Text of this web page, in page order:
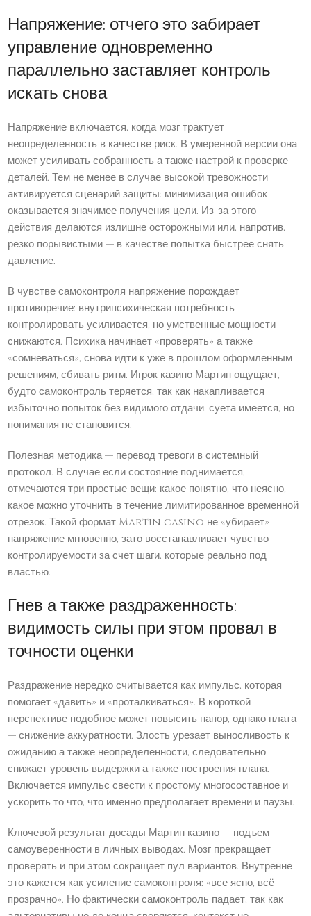
Напряжение: отчего это забирает
управление одновременно
параллельно заставляет контроль
искать снова
Напряжение включается, когда мозг трактует
неопределенность в качестве риск. В умеренной версии она
может усиливать собранность а также настрой к проверке
деталей. Тем не менее в случае высокой тревожности
активируется сценарий защиты: минимизация ошибок
оказывается значимее получения цели. Из-за этого
действия делаются излишне осторожными или, напротив,
резко порывистыми — в качестве попытка быстрее снять
давление.
В чувстве самоконтроля напряжение порождает
противоречие: внутрипсихическая потребность
контролировать усиливается, но умственные мощности
снижаются. Психика начинает «проверять» а также
«сомневаться», снова идти к уже в прошлом оформленным
решениям, сбивать ритм. Игрок казино Мартин ощущает,
будто самоконтроль теряется, так как накапливается
избыточно попыток без видимого отдачи: суета имеется, но
понимания не становится.
Полезная методика — перевод тревоги в системный
протокол. В случае если состояние поднимается,
отмечаются три простые вещи: какое понятно, что неясно,
какое можно уточнить в течение лимитированное временной
отрезок. Такой формат Martin casino не «убирает»
напряжение мгновенно, зато восстанавливает чувство
контролируемости за счет шаги, которые реально под
властью.
Гнев а также раздраженность:
видимость силы при этом провал в
точности оценки
Раздражение нередко считывается как импульс, которая
помогает «давить» и «проталкиваться». В короткой
перспективе подобное может повысить напор, однако плата
— снижение аккуратности. Злость урезает выносливость к
ожиданию а также неопределенности, следовательно
снижает уровень выдержки а также построения плана.
Включается импульс свести к простому многосоставное и
ускорить то что, что именно предполагает времени и паузы.
Ключевой результат досады Мартин казино — подъем
самоуверенности в личных выводах. Мозг прекращает
проверять и при этом сокращает пул вариантов. Внутренне
это кажется как усиление самоконтроля: «все ясно, всё
прозрачно». Но фактически самоконтроль падает, так как